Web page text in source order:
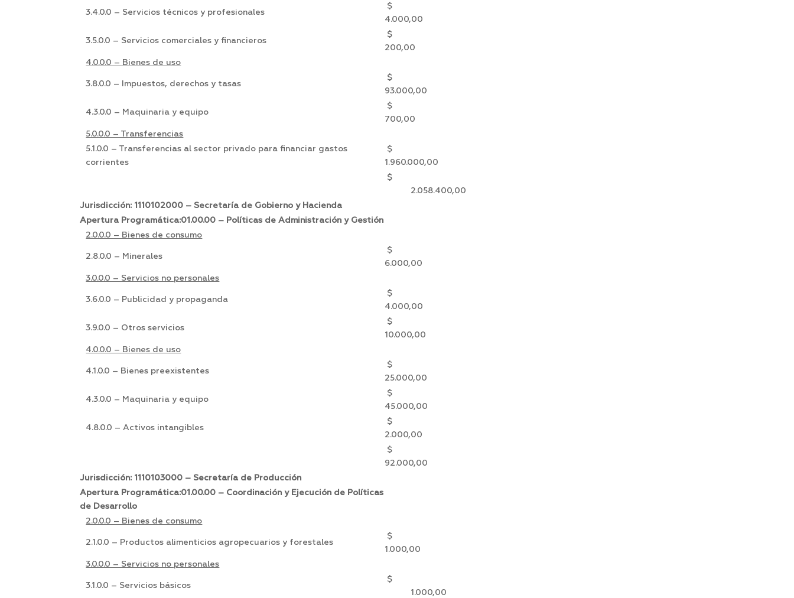
3.4.0.0 – Servicios técnicos y profesionales
$
4.000,00
3.5.0.0 – Servicios comerciales y financieros
$
200,00
4.0.0.0 – Bienes de uso
3.8.0.0 – Impuestos, derechos y tasas
$
93.000,00
4.3.0.0 – Maquinaria y equipo
$
700,00
5.0.0.0 – Transferencias
5.1.0.0 – Transferencias al sector privado para financiar gastos
corrientes
$
1.960.000,00
$
2.058.400,00
Jurisdicción: 1110102000 – Secretaría de Gobierno y Hacienda
Apertura Programática:01.00.00 – Políticas de Administración y Gestión
2.0.0.0 – Bienes de consumo
2.8.0.0 – Minerales
$
6.000,00
3.0.0.0 – Servicios no personales
3.6.0.0 – Publicidad y propaganda
$
4.000,00
3.9.0.0 – Otros servicios
$
10.000,00
4.0.0.0 – Bienes de uso
4.1.0.0 – Bienes preexistentes
$
25.000,00
4.3.0.0 – Maquinaria y equipo
$
45.000,00
4.8.0.0 – Activos intangibles
$
2.000,00
$
92.000,00
Jurisdicción: 1110103000 – Secretaría de Producción
Apertura Programática:01.00.00 – Coordinación y Ejecución de Políticas
de Desarrollo
2.0.0.0 – Bienes de consumo
2.1.0.0 – Productos alimenticios agropecuarios y forestales
$
1.000,00
3.0.0.0 – Servicios no personales
3.1.0.0 – Servicios básicos
$
1.000,00